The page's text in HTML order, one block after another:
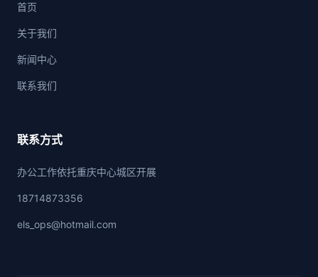
首页
关于我们
新闻中心
联系我们
联系方式
办公工作依托重庆中心城区开展
18714873356
els_ops@hotmail.com